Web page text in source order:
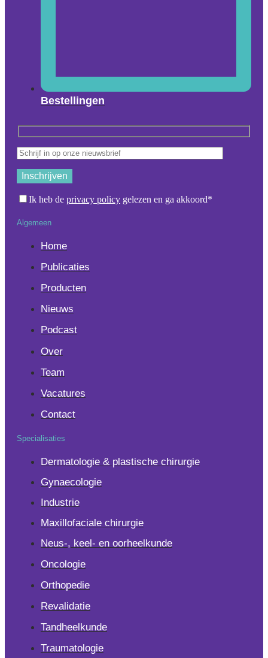
Bestellingen
Ik heb de privacy policy gelezen en ga akkoord*
Algemeen
Home
Publicaties
Producten
Nieuws
Podcast
Over
Team
Vacatures
Contact
Specialisaties
Dermatologie & plastische chirurgie
Gynaecologie
Industrie
Maxillofaciale chirurgie
Neus-, keel- en oorheelkunde
Oncologie
Orthopedie
Revalidatie
Tandheelkunde
Traumatologie